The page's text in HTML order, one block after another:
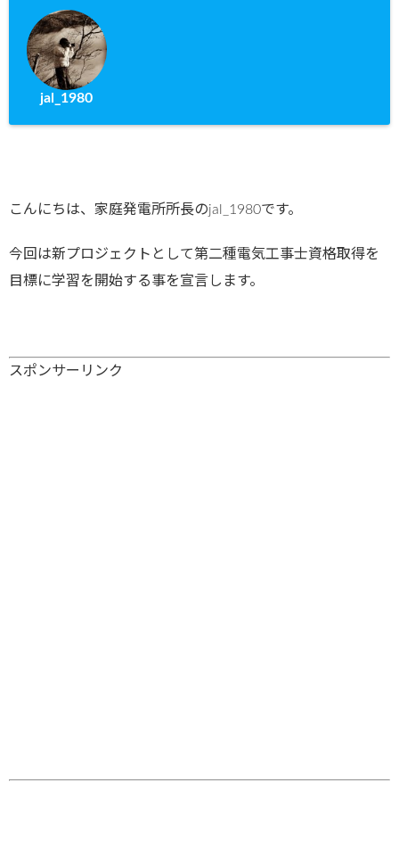
jal_1980
こんにちは、家庭発電所所長のjal_1980です。
今回は新プロジェクトとして第二種電気工事士資格取得を
目標に学習を開始する事を宣言します。
スポンサーリンク